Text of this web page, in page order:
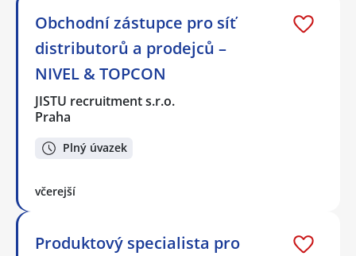
Obchodní zástupce pro síť
distributorů a prodejců –
NIVEL & TOPCON
JISTU recruitment s.r.o.
Praha
Plný úvazek
včerejší
Produktový specialista pro